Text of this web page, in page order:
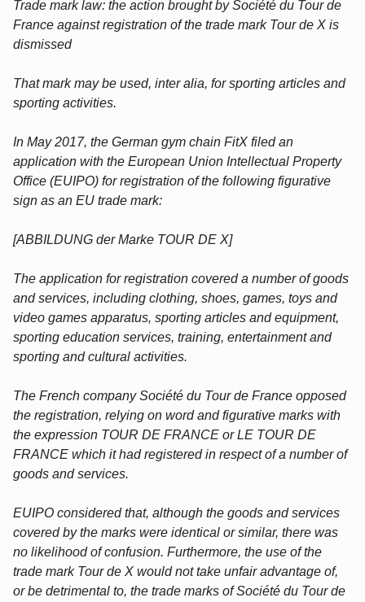
Trade mark law: the action brought by Société du Tour de
France against registration of the trade mark Tour de X is
dismissed
That mark may be used, inter alia, for sporting articles and
sporting activities.
In May 2017, the German gym chain FitX filed an
application with the European Union Intellectual Property
Office (EUIPO) for registration of the following figurative
sign as an EU trade mark:
[ABBILDUNG der Marke TOUR DE X]
The application for registration covered a number of goods
and services, including clothing, shoes, games, toys and
video games apparatus, sporting articles and equipment,
sporting education services, training, entertainment and
sporting and cultural activities.
The French company Société du Tour de France opposed
the registration, relying on word and figurative marks with
the expression TOUR DE FRANCE or LE TOUR DE
FRANCE which it had registered in respect of a number of
goods and services.
EUIPO considered that, although the goods and services
covered by the marks were identical or similar, there was
no likelihood of confusion. Furthermore, the use of the
trade mark Tour de X would not take unfair advantage of,
or be detrimental to, the trade marks of Société du Tour de